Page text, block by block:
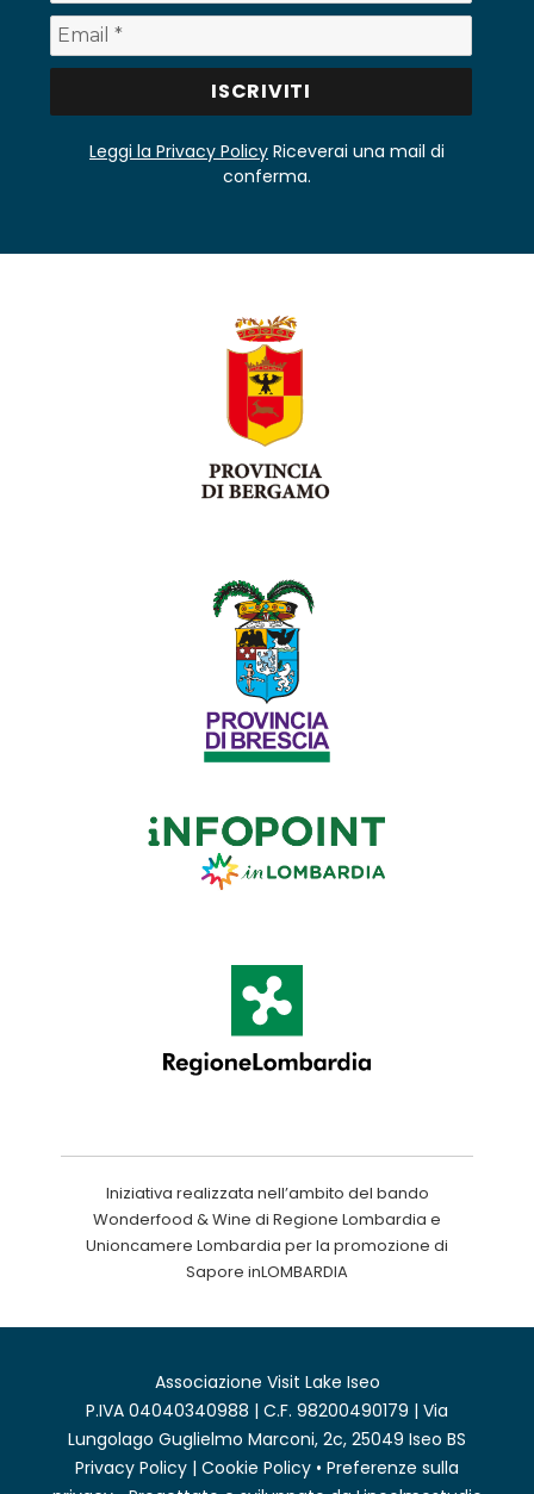
Leggi la Privacy Policy Riceverai una mail di
conferma.
Iniziativa realizzata nell’ambito del bando
Wonderfood & Wine di Regione Lombardia e
Unioncamere Lombardia per la promozione di
Sapore inLOMBARDIA
Associazione Visit Lake Iseo
P.IVA 04040340988 | C.F. 98200490179 | Via
Lungolago Guglielmo Marconi, 2c, 25049 Iseo BS
Privacy Policy | Cookie Policy • Preferenze sulla